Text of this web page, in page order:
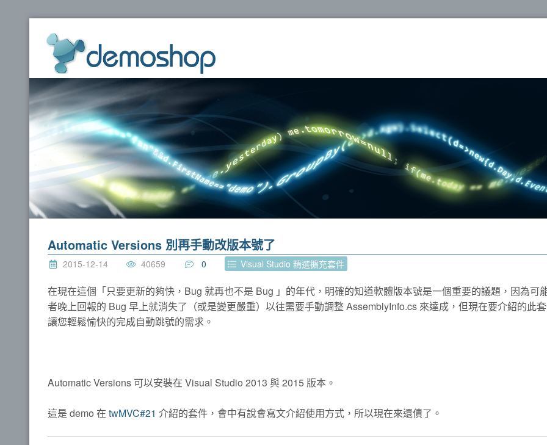
Automatic Versions 別再手動改版本號了
2015-12-14 40659 0 Visual Studio 精選擴充套件
在現在這個「只要更新的夠快，Bug 就再也不是 Bug 」的年代，明確的知道軟體版本號是一個重要的議題，因為可
者晚上回報的 Bug 早上就消失了（或是變更嚴重）以往需要手動調整 AssemblyInfo.cs 來達成，但現在要介紹的此
讓您輕鬆愉快的完成自動跳號的需求。
Automatic Versions 可以安裝在 Visual Studio 2013 與 2015 版本。
這是 demo 在 twMVC#21 介紹的套件，會中有說會寫文介紹使用方式，所以現在來還債了。